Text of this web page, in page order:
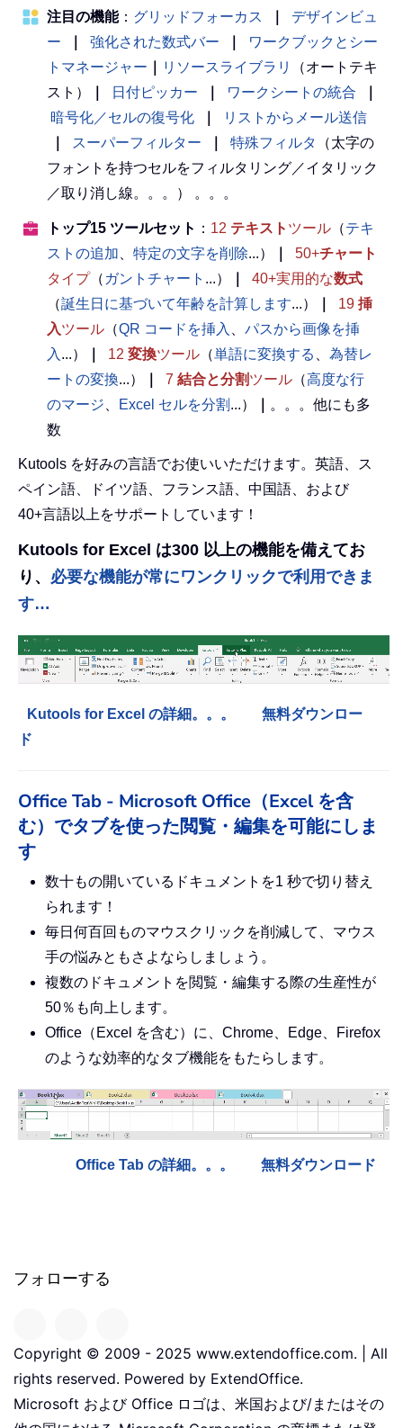
注目の機能： グリッドフォーカス
デザインビュ
ー
強化された数式バー
ワークブックとシー
トマネージャー
リソースライブラリ
（オートテキ
スト）
日付ピッカー ワークシートの統合
暗号化／セルの復号化
リストからメール送信
スーパーフィルター 特殊フィルタ
（太字の
フォントを持つセルをフィルタリング／イタリック
／取り消し線。。。） 。。。
トップ15 ツールセット ： 12 テキスト ツール （テキ
ストの追加
特定の文字を削除...） 50+チャート
タイプ（ ガントチャート ...） 40+実用的な数式
（誕生日に基づいて年齢を計算します...） 19 挿
入ツール （QR コードを挿入
パスから画像を挿
入 ...） 12 変換ツール （単語に変換する
為替レ
ートの変換...） 7 結合と分割ツール （高度な行
のマージ
Excel セルを分割 ...）
。。。他にも多
数
Kutools を好みの言語でお使いいただけます。英語、ス
ペイン語、ドイツ語、フランス語、中国語、および
40+言語以上をサポートしています！
Kutools for Excel は300 以上の機能を備えてお
り、 必要な機能が常にワンクリックで利用できま
す…
Kutools for Excel の詳細。。。
無料ダウンロー
ド
Office Tab - Microsoft Office（Excel を含
む）でタブを使った閲覧・編集を可能にしま
す
数十もの開いているドキュメントを1 秒で切り替え
られます！
毎日何百回ものマウスクリックを削減して、マウス
手の悩みともさよならしましょう。
複数のドキュメントを閲覧・編集する際の生産性が
50％も向上します。
Office（Excel を含む）に、Chrome、Edge、Firefox
のような効率的なタブ機能をもたらします。
Office Tab の詳細。。。 無料ダウンロード
フォローする
Copyright © 2009 - 2025 www.extendoffice.com. | All
rights reserved. Powered by ExtendOffice.
Microsoft および Office ロゴは、米国および/またはその